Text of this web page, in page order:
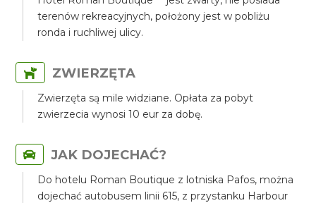
terenów rekreacyjnych, położony jest w pobliżu
ronda i ruchliwej ulicy.
ZWIERZĘTA
Zwierzęta są mile widziane. Opłata za pobyt
zwierzecia wynosi 10 eur za dobę.
JAK DOJECHAĆ?
Do hotelu Roman Boutique z lotniska Pafos, można
dojechać autobusem linii 615, z przystanku Harbour